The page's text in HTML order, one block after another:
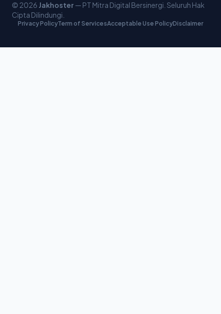
© 2026 Jakhoster — PT Mitra Digital Bersinergi. Seluruh Hak
Cipta Dilindungi.
Privacy PolicyTerm of ServicesAcceptable Use PolicyDisclaimer